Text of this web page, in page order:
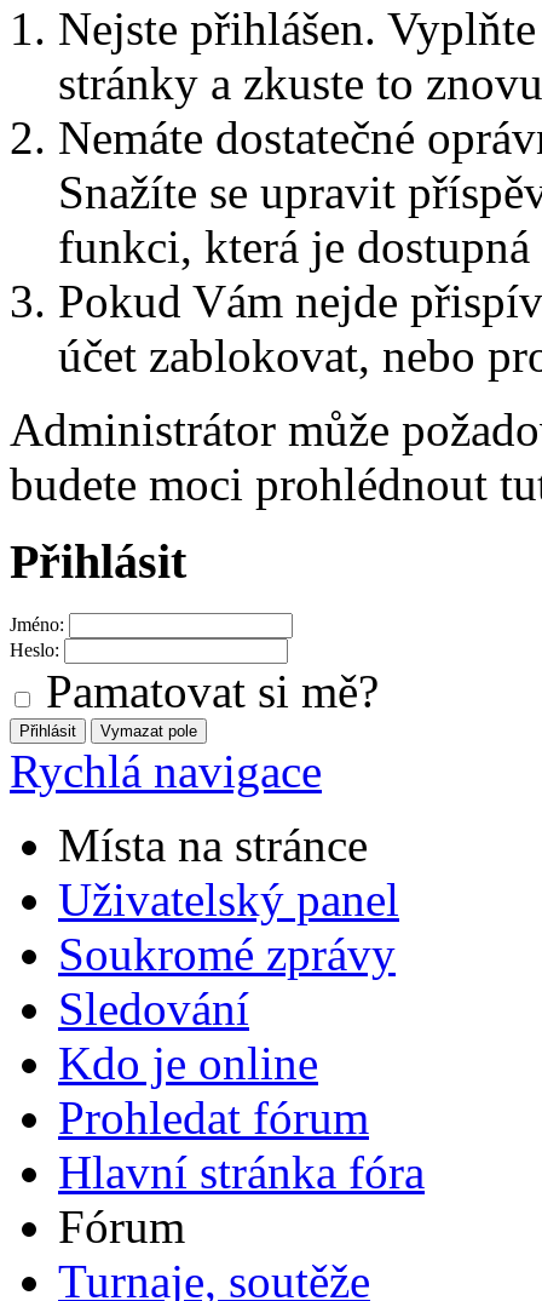
Nejste přihlášen.
stránky a zkuste to
Nemáte dostatečné
Snažíte se upravit
funkci, která je
Pokud Vám nejde
účet zablokovat, nebo
Administrátor může
budete moci prohlédnout
Přihlásit
Jméno:
Heslo:
Pamatovat si mě?
Rychlá navigace
Místa na stránce
Uživatelský panel
Soukromé zprávy
Sledování
Kdo je online
Prohledat fórum
Hlavní stránka fóra
Fórum
Turnaje, soutěže